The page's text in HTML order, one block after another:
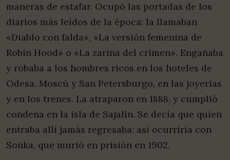
maneras de estafar. Ocupó las portadas de los
diarios más leídos de la época: la llamaban
«Diablo con falda», «La versión femenina de
Robin Hood» o «La zarina del crimen». Engañaba
y robaba a los hombres ricos en los hoteles de
Odesa, Moscú y San Petersburgo, en las joyerías
y en los trenes. La atraparon en 1888, y cumplió
condena en la isla de Sajalín. Se decía que quien
entraba allí jamás regresaba: así ocurriría con
Soñka, que murió en prisión en 1902.